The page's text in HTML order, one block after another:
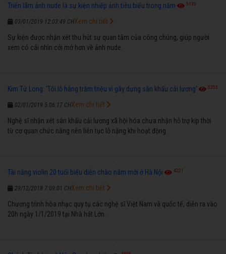
Triển lãm ảnh nude là sự kiện nhiếp ảnh tiêu biểu trong năm 5135
03/01/2019 12:03:49 CH
Sự kiện được nhận xét thu hút sự quan tâm của công chúng, giúp người
xem có cái nhìn cởi mở hơn về ảnh nude.
Xem chi tiết
Kim Tử Long: 'Tôi lỗ hàng trăm triệu vì gây dựng sân khấu cải lương' 5353
02/01/2019 5:06:17 CH
Nghệ sĩ nhận xét sân khấu cải lương xã hội hóa chưa nhận hỗ trợ kịp thời
từ cơ quan chức năng nên liên tục lỗ nặng khi hoạt động.
Xem chi tiết
Tài năng violin 20 tuổi biểu diễn chào năm mới ở Hà Nội 4221
29/12/2018 7:09:01 CH
Chương trình hòa nhạc quy tụ các nghệ sĩ Việt Nam và quốc tế, diễn ra vào
20h ngày 1/1/2019 tại Nhà hát Lớn.
Xem chi tiết